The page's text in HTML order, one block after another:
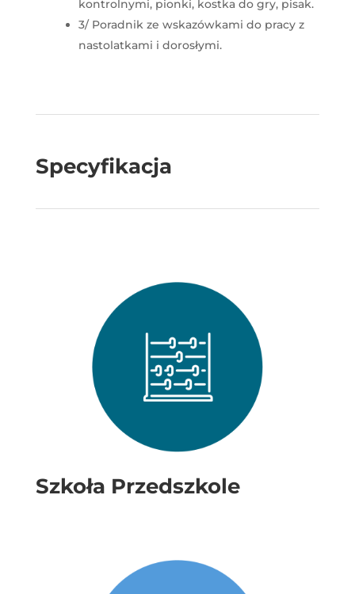
kontrolnymi, pionki, kostka do gry, pisak.
3/ Poradnik ze wskazówkami do pracy z
nastolatkami i dorosłymi.
Specyfikacja
Szkoła Przedszkole